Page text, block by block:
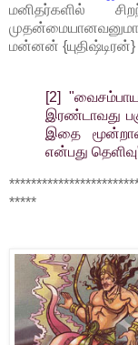
மனிதர்களில்
மன்னன் {யுதிஷ்டிரன்}
[2]
இரண்டாவது
இதை
என்பது
*****